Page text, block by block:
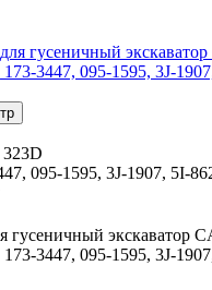
095-1595, 3J-1907, 5I-
гусеничный экскаватор
3447, 095-1595, 3J-